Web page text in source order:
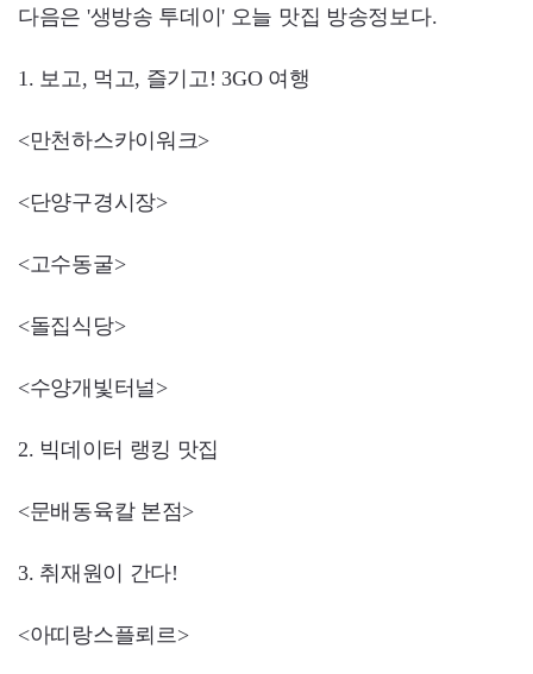
다음은 '생방송 투데이' 오늘 맛집 방송정보다.
1. 보고, 먹고, 즐기고! 3GO 여행
<만천하스카이워크>
<단양구경시장>
<고수동굴>
<돌집식당>
<수양개빛터널>
2. 빅데이터 랭킹 맛집
<문배동육칼 본점>
3. 취재원이 간다!
<아띠랑스플뢰르>